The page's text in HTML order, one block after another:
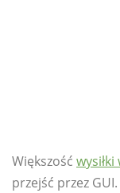
Większość
przejść przez